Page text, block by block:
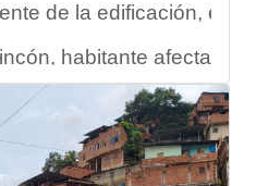
de la edificación,
habitante afectado
con una primera